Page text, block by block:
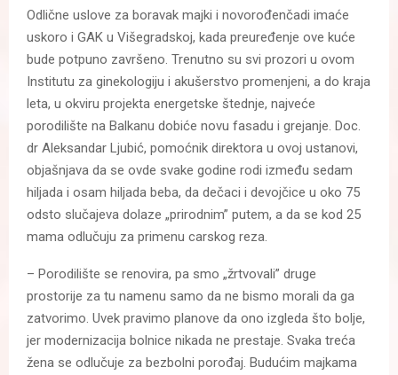
Odlične uslove za boravak majki i novorođenčadi imaće
uskoro i GAK u Višegradskoj, kada preuređenje ove kuće
bude potpuno završeno. Trenutno su svi prozori u ovom
Institutu za ginekologiju i akušerstvo promenjeni, a do kraja
leta, u okviru projekta energetske štednje, najveće
porodilište na Balkanu dobiće novu fasadu i grejanje. Doc.
dr Aleksandar Ljubić, pomoćnik direktora u ovoj ustanovi,
objašnjava da se ovde svake godine rodi između sedam
hiljada i osam hiljada beba, da dečaci i devojčice u oko 75
odsto slučajeva dolaze „prirodnim” putem, a da se kod 25
mama odlučuju za primenu carskog reza.
– Porodilište se renovira, pa smo „žrtvovali” druge
prostorije za tu namenu samo da ne bismo morali da ga
zatvorimo. Uvek pravimo planove da ono izgleda što bolje,
jer modernizacija bolnice nikada ne prestaje. Svaka treća
žena se odlučuje za bezbolni porođaj. Budućim majkama